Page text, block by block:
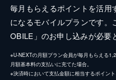
毎月もらえるポイントを活用
になるモバイルプランです
OBILE」のお申し込みが必要
※U-NEXTの月額プラン会員が毎月もらえる
月額基本料の支払いに充てた場合。
※決済時において支払金額に相当するポイン